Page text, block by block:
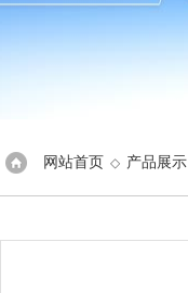
网站首页 ◇ 产品展示